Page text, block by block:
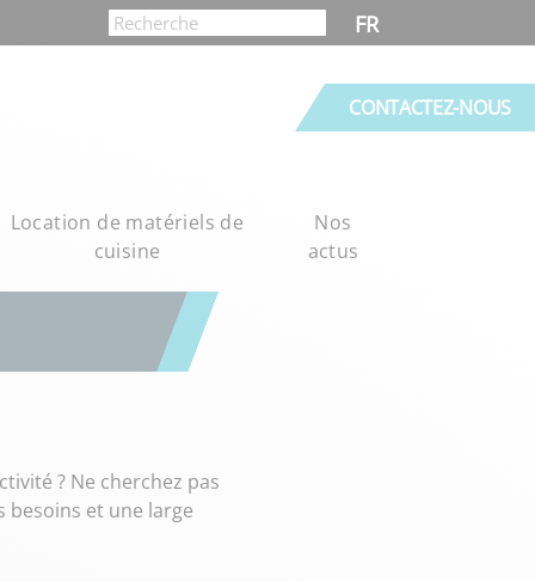
FR
CONTACTEZ-NOUS
Location de matériels de
cuisine
Nos
actus
? Ne cherchez pas
besoins et une large